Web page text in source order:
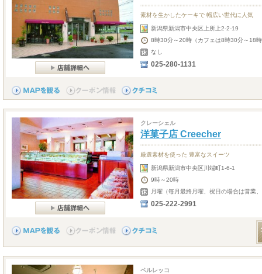
素材を生かしたケーキで 幅広い世代に人気
新潟県新潟市中央区上所上2-2-19
8時30分～20時（カフェは8時30分～18
なし
025-280-1131
クレーシェル
洋菓子店 Creecher
厳選素材を使った 豊富なスイーツ
新潟県新潟市中央区川端町1-6-1
9時～20時
月曜（毎月最終月曜、祝日の場合は営業
025-222-2991
ペルレッコ